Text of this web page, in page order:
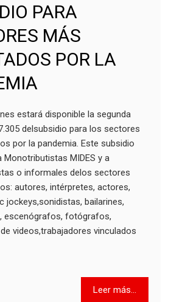
PARA
MÁS
POR LA
estará disponible la segunda
delsubsidio para los sectores
por la pandemia. Este subsidio
Monotributistas MIDES y a
o informales delos sectores
autores, intérpretes, actores,
jockeys,sonidistas, bailarines,
escenógrafos, fotógrafos,
videos,trabajadores vinculados
Leer más...